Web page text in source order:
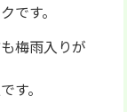
です。
梅雨入りが
す。